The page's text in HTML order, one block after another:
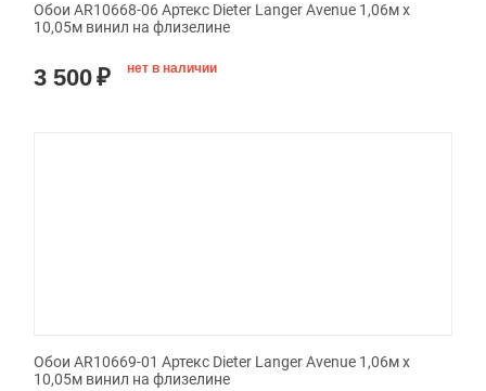
Обои AR10668-06 Артекс Dieter Langer Avenue 1,06м х
10,05м винил на флизелине
3 500₽ нет в наличии
Обои AR10669-01 Артекс Dieter Langer Avenue 1,06м х
10,05м винил на флизелине